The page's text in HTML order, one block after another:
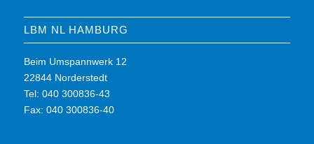
LBM NL HAMBURG
Beim Umspannwerk 12
22844 Norderstedt
Tel: 040 300836-43
Fax: 040 300836-40